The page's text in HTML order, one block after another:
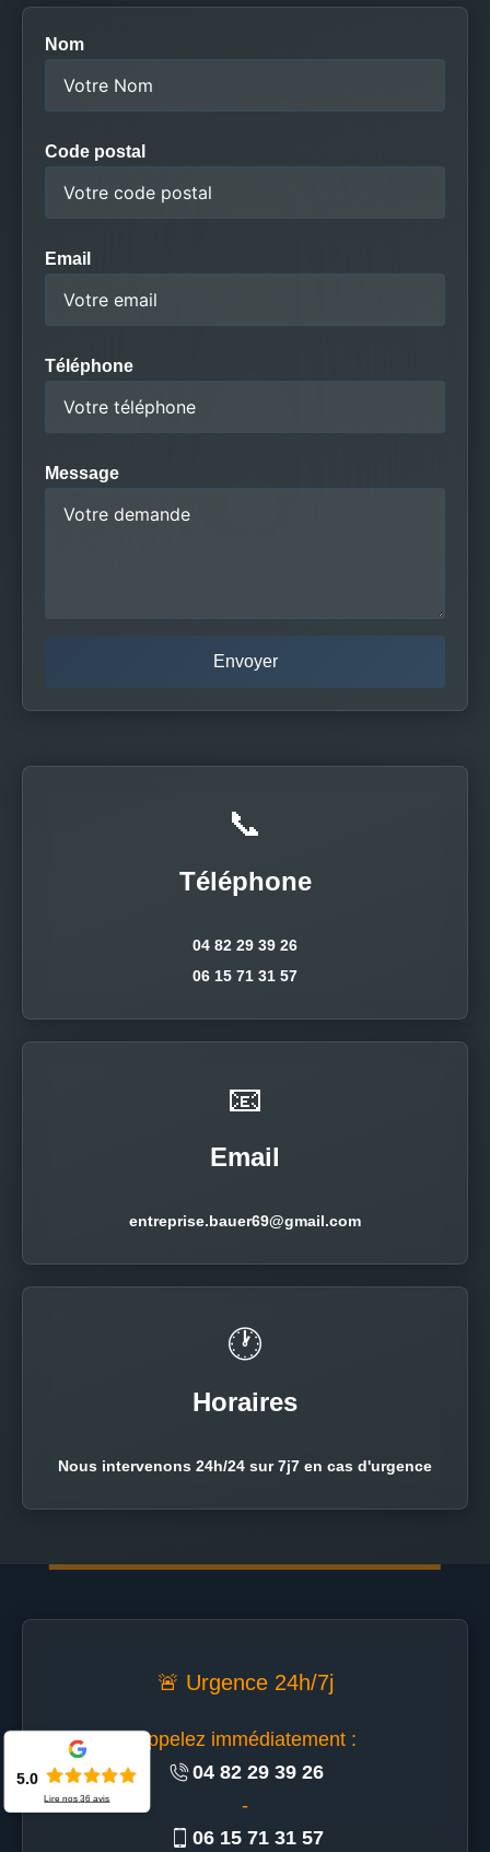
Nom
Code postal
Email
Téléphone
Message
📞
Téléphone
04 82 29 39 26
06 15 71 31 57
📧
Email
entreprise.bauer69@gmail.com
🕐
Horaires
Nous intervenons 24h/24 sur 7j7 en cas d'urgence
🚨 Urgence 24h/7j
Appelez immédiatement :
04 82 29 39 26
-
06 15 71 31 57
5.0
Lire nos36 avis